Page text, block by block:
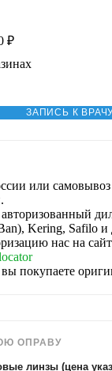
₽
ЗАПИСЬ К
или
Kering, Safilo и
нас на
покупаете
ОПРАВУ
линзы (цена